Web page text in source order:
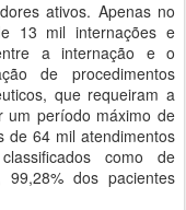
ativos. Apenas no
13 mil internações e
a internação e o
de procedimentos
que requeiram a
um período máximo de
de 64 mil atendimentos
como de
99,28% dos pacientes